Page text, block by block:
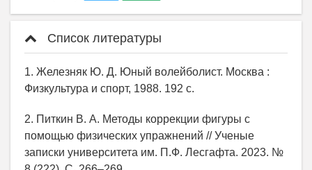
Список литературы
1. Железняк Ю. Д. Юный волейболист. Москва :
Физкультура и спорт, 1988. 192 с.
2. Питкин В. А. Методы коррекции фигуры с
помощью физических упражнений // Ученые
записки университета им. П.Ф. Лесгафта. 2023. №